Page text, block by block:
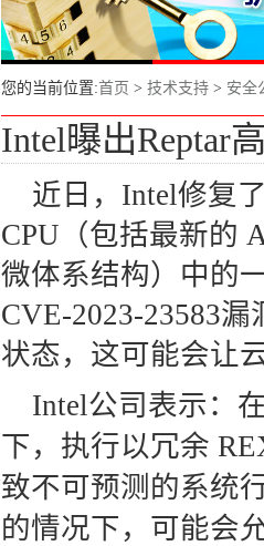
您的当前位置:首页 > 技术支持 > 安全
Intel曝出Reptar
近日，Intel修复
CPU（包括最新的
微体系结构）中的
CVE-2023-23583
状态，这可能会让
Intel公司表示：
下，执行以冗余
致不可预测的系统
的情况下，可能会